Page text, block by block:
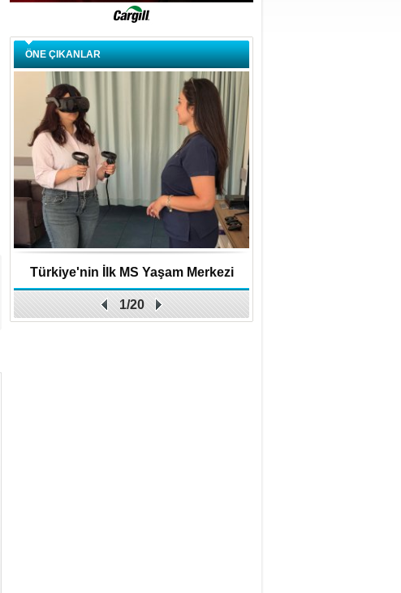
ÖNE ÇIKANLAR
Türkiye'nin İlk MS Yaşam Merkezi
Açıldı
1/20